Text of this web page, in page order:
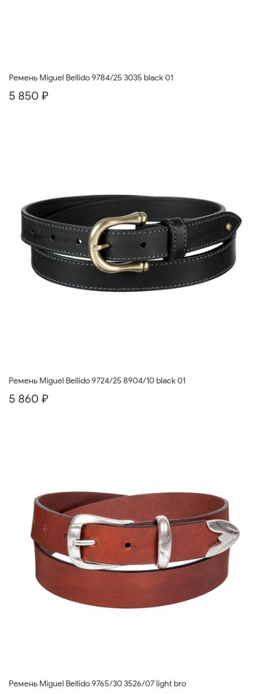
Ремень Miguel Bellido 9784/25 3035 black 01
5 850 ₽
Ремень Miguel Bellido 9724/25 8904/10 black 01
5 860 ₽
Ремень Miguel Bellido 9765/30 3526/07 light bro